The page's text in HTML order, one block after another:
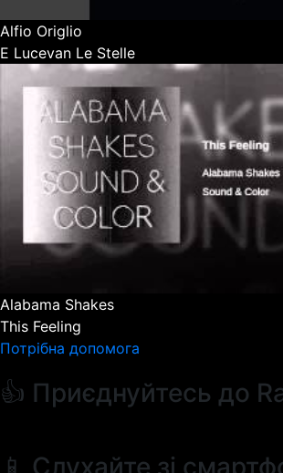
Alfio Origlio
E Lucevan Le Stelle
Alabama Shakes
This Feeling
Потрібна допомога
👍 Приєднуйтесь до
📱 Слухайте зі